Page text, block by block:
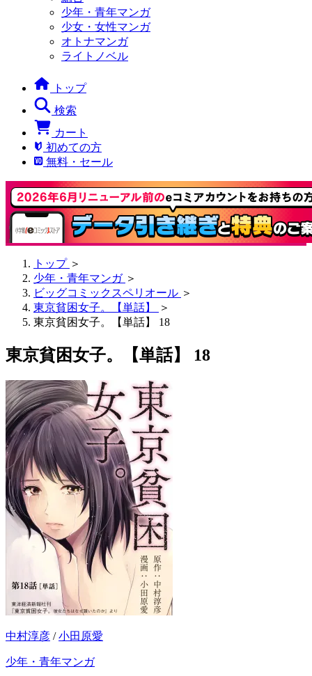
少年・青年マンガ
少女・女性マンガ
オトナマンガ
ライトノベル
トップ
検索
カート
初めての方
無料・セール
トップ ＞
少年・青年マンガ ＞
ビッグコミックスペリオール ＞
東京貧困女子。【単話】
＞
東京貧困女子。【単話】 18
東京貧困女子。【単話】 18
中村淳彦 /小田原愛
少年・青年マンガ